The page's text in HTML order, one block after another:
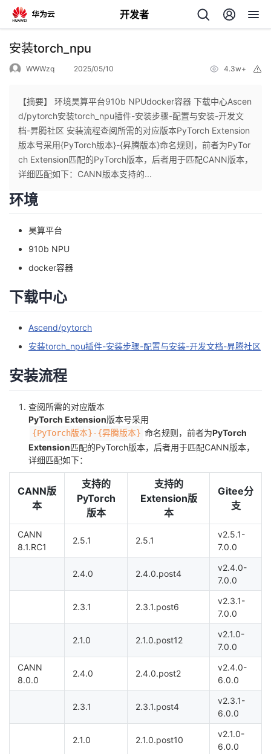
开发者
返
个
人
主
页
我
的
开
者
的
博
客
我
的
论
我
的
子
我
直
播
的
活
动
我
的
关
注
我
的
开
堂
我
的
我
我
安装torch_npu
WWWzq 2025/05/10 4.3w+
【摘要】 环境昊算平台910b NPUdocker容器 下载中心Ascen
d/pytorch安装torch_npu插件-安装步骤-配置与安装-开发文
档-昇腾社区 安装流程查阅所需的对应版本PyTorch Extension
版本号采用{PyTorch版本}-{昇腾版本}命名规则，前者为PyTor
ch Extension匹配的PyTorch版本，后者用于匹配CANN版本，
详细匹配如下：CANN版本支持的...
环境
昊算平台
910b NPU
docker容器
下载中心
Ascend/pytorch
安装torch_npu插件-安装步骤-配置与安装-开发文档-昇腾社区
安装流程
查阅所需的对应版本
PyTorch Extension版本号采用
{PyTorch版本}-{昇腾版本} 命名规则，前者为PyTorch
Extension匹配的PyTorch版本，后者用于匹配CANN版本，
详细匹配如下：
CANN版
本
支持的
PyTorch
版本
支持的
Extension版
本
Gitee分
支
CANN
8.1.RC1
2.5.1 2.5.1
v2.5.1-
7.0.0
2.4.0 2.4.0.post4
v2.4.0-
7.0.0
2.3.1 2.3.1.post6
v2.3.1-
7.0.0
2.1.0 2.1.0.post12
v2.1.0-
7.0.0
CANN
8.0.0
2.4.0 2.4.0.post2
v2.4.0-
6.0.0
2.3.1 2.3.1.post4
v2.3.1-
6.0.0
2.1.0 2.1.0.post10
v2.1.0-
6.0.0